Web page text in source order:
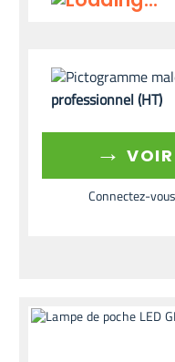
professionnel (HT)
→
Connectez-